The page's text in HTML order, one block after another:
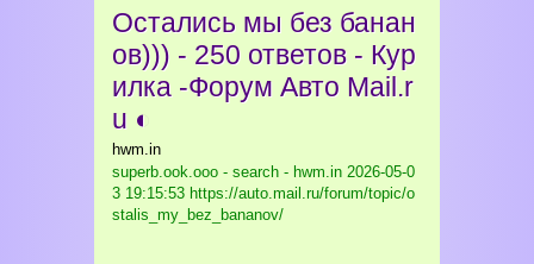
Остались мы без банан
ов))) - 250 ответов - Кур
илка -Форум Авто Mail.r
u ◐
hwm.in
superb.ook.ooo - search - hwm.in 2026-05-0
3 19:15:53 https://auto.mail.ru/forum/topic/o
stalis_my_bez_bananov/